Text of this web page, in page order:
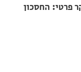
פרטי: החסכון